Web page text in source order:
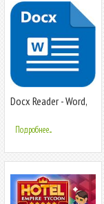
Docx Reader - Word,
Reader - 2020
Подробнее...